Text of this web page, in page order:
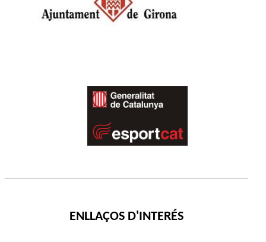
ENLLAÇOS D'INTERÉS